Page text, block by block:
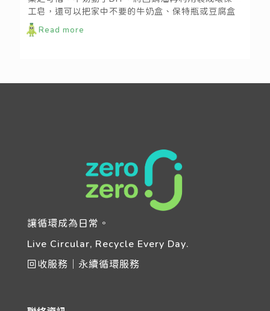
工皂，還可以把家中不要的牛奶盒、保特瓶或豆腐盒
當做肥皂模具，一起來動手實行居家零廢棄運動吧！
Read more
讓循環成為日常。
Live Circular, Recycle Every Day.
回收服務｜永續循環服務